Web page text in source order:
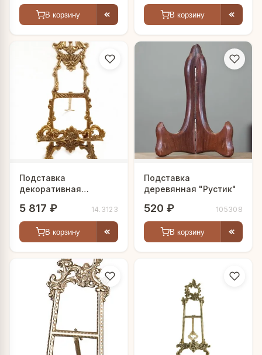
В корзину В корзину
Подставка
декоративная
5 817 ₽ 14.3123
В корзину
Подставка
деревянная "Рустик"
520 ₽ 105308
В корзину